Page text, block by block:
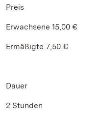
Preis
Erwachsene 15,00 €
Ermäßigte 7,50 €
Dauer
2 Stunden